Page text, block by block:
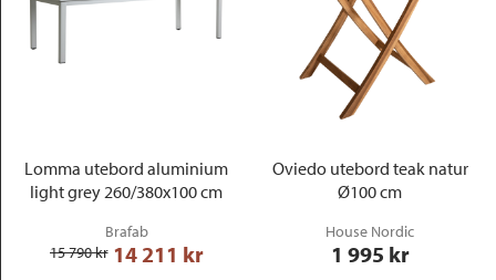
Lomma utebord aluminium
light grey 260/380x100 cm
Brafab
15 790 kr 14 211 kr
Oviedo utebord teak natur
Ø100 cm
House Nordic
1 995 kr